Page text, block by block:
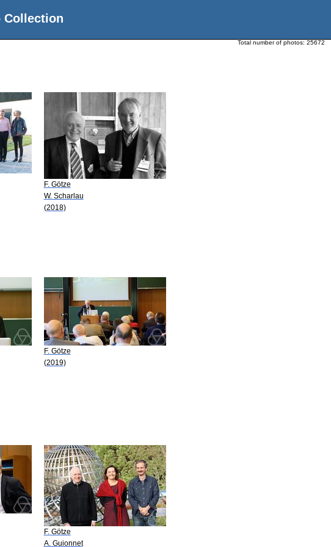
Collection
Total number of photos: 25672
F. Götze
W. Scharlau
(2018)
F. Götze
(2019)
F. Götze
A. Guionnet